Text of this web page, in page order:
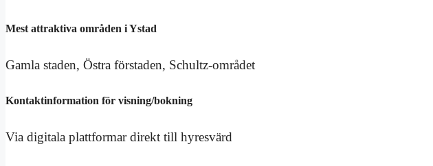
Mest attraktiva områden i Ystad
Gamla staden, Östra förstaden, Schultz-området
Kontaktinformation för visning/bokning
Via digitala plattformar direkt till hyresvärd